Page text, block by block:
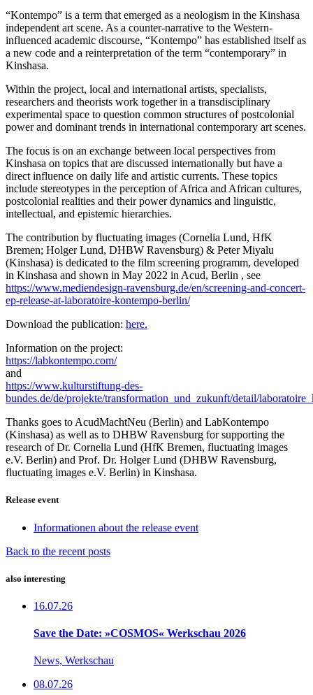
“Kontempo” is a term that emerged as a neologism in the Kinshasa
independent art scene. As a counter-narrative to the Western-
influenced academic discourse, “Kontempo” has established itself as
a new code and a reinterpretation of the term “contemporary” in
Kinshasa.
Within the project, local and international artists, specialists,
researchers and theorists work together in a transdisciplinary
experimental space to question common structures of postcolonial
power and dominant trends in international contemporary art scenes.
The focus is on an exchange between local perspectives from
Kinshasa on topics that are discussed internationally but have a
direct influence on daily life and artistic currents. These topics
include stereotypes in the perception of Africa and African cultures,
postcolonial realities and their power dynamics and linguistic,
intellectual, and epistemic hierarchies.
The contribution by fluctuating images (Cornelia Lund, HfK
Bremen; Holger Lund, DHBW Ravensburg) & Peter Miyalu
(Kinshasa) is dedicated to the film screening programm, developed
in Kinshasa and shown in May 2022 in Acud, Berlin , see
https://www.mediendesign-ravensburg.de/en/screening-and-concert-
ep-release-at-laboratoire-kontempo-berlin/
Download the publication: here.
Information on the project:
https://labkontempo.com/
and
https://www.kulturstiftung-des-
bundes.de/de/projekte/transformation_und_zukunft/detail/
Thanks goes to AcudMachtNeu (Berlin) and LabKontempo
(Kinshasa) as well as to DHBW Ravensburg for supporting the
research of Dr. Cornelia Lund (HfK Bremen, fluctuating images
e.V. Berlin) and Prof. Dr. Holger Lund (DHBW Ravensburg,
fluctuating images e.V. Berlin) in Kinshasa.
Release event
Informationen about the release event
Back to the recent posts
also interesting
16.07.26
Save the Date: »COSMOS« Werkschau 2026
News, Werkschau
08.07.26